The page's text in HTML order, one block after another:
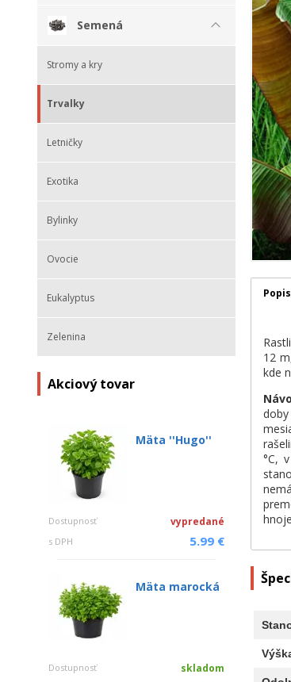
Semená
Stromy a kry
Trvalky
Letničky
Exotika
Bylinky
Ovocie
Eukalyptus
Zelenina
Akciový tovar
Mäta ''Hugo''
Dostupnosť vypredané
s DPH 5.99 €
Mäta marocká
Dostupnosť skladom
Popis
12
kde
°C,